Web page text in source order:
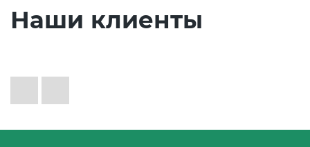
Наши клиенты